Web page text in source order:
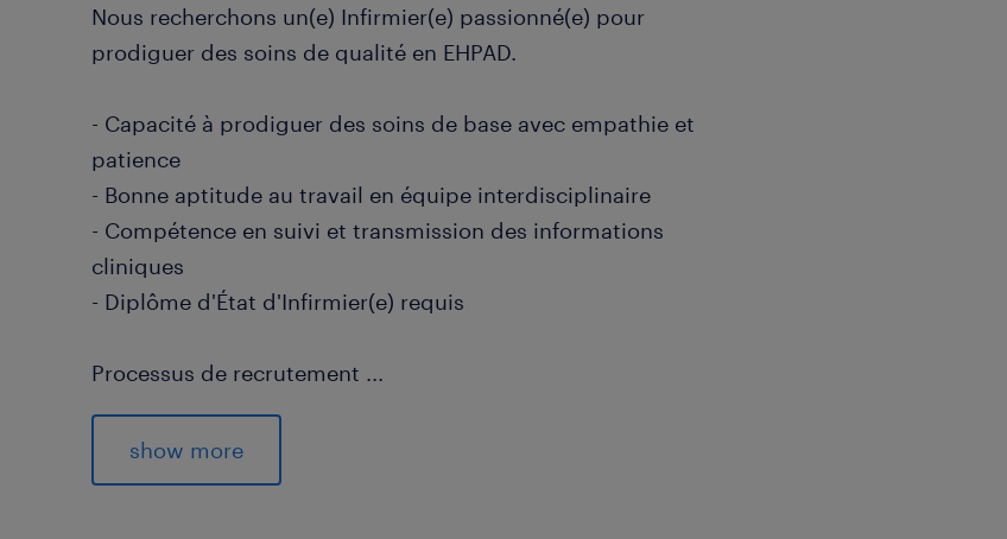
Nous recherchons un(e) Infirmier(e) passionné(e) pour
prodiguer des soins de qualité en EHPAD.
- Capacité à prodiguer des soins de base avec empathie et
patience
- Bonne aptitude au travail en équipe interdisciplinaire
- Compétence en suivi et transmission des informations
cliniques
- Diplôme d'État d'Infirmier(e) requis
Processus de recrutement ...
Vous recherchez un nouveau défi professionnel? Postulez dès
maintenant! Réponse dans les 48h pour valider votre
candidature et intégrer une entreprise de renom en constante
show more